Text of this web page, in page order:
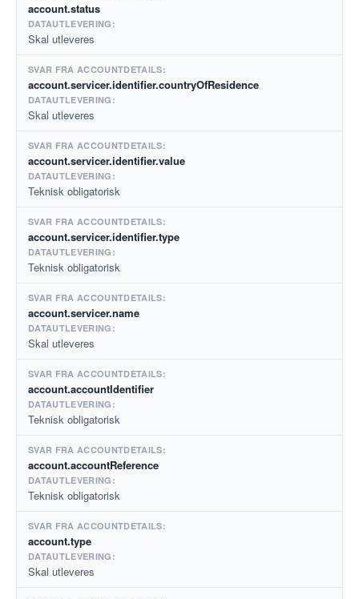
account.status
Skal utleveres
account.servicer.identifier.countryOfResidence
Skal utleveres
account.servicer.identifier.value
Teknisk obligatorisk
account.servicer.identifier.type
Teknisk obligatorisk
account.servicer.name
Skal utleveres
account.accountIdentifier
Teknisk obligatorisk
account.accountReference
Teknisk obligatorisk
account.type
Skal utleveres